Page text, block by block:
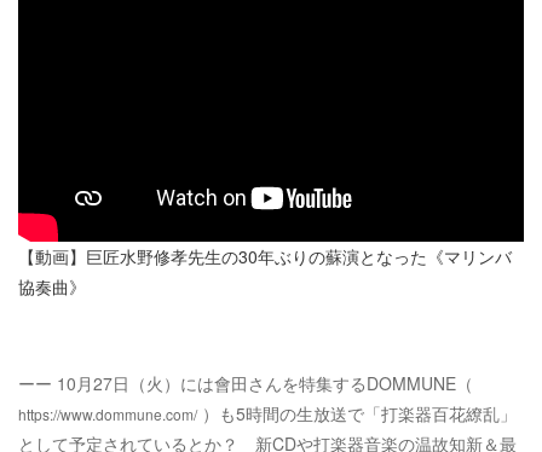
【動画】巨匠水野修孝先生の30年ぶりの蘇演となった《マリンバ
協奏曲》
ーー 10月27日（火）には會田さんを特集するDOMMUNE（
https://www.dommune.com/）も5時間の生放送で「打楽器百花繚乱」
として予定されているとか？ 新CDや打楽器音楽の温故知新＆最